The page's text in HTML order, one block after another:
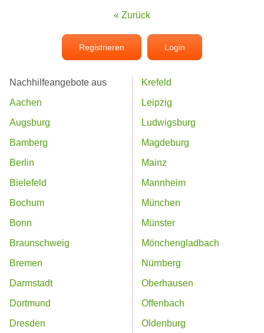
« Zurück
Registrieren Login
Nachhilfeangebote aus
Aachen
Augsburg
Bamberg
Berlin
Bielefeld
Bochum
Bonn
Braunschweig
Bremen
Darmstadt
Dortmund
Dresden
Krefeld
Leipzig
Ludwigsburg
Magdeburg
Mainz
Mannheim
München
Münster
Mönchengladbach
Nürnberg
Oberhausen
Offenbach
Oldenburg